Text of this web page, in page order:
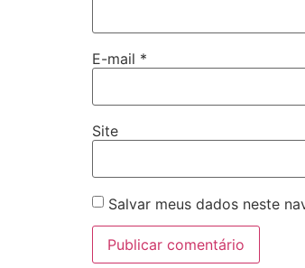
E-mail *
Site
Salvar meus dados neste